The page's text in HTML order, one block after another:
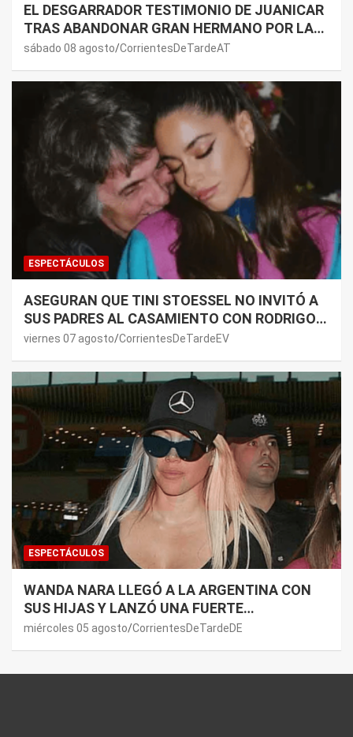
EL DESGARRADOR TESTIMONIO DE JUANICAR
TRAS ABANDONAR GRAN HERMANO POR LA
SALUD DE SU MAMÁ.
sábado 08 agosto CorrientesDeTardeAT
ESPECTÁCULOS
ASEGURAN QUE TINI STOESSEL NO INVITÓ A
SUS PADRES AL CASAMIENTO CON RODRIGO
DE PAUL: LOS MOTIVOS
viernes 07 agosto CorrientesDeTardeEV
ESPECTÁCULOS
WANDA NARA LLEGÓ A LA ARGENTINA CON
SUS HIJAS Y LANZÓ UNA FUERTE
PREMONICIÓN SOBRE MAURO ICARDI
miércoles 05 agosto CorrientesDeTardeDE